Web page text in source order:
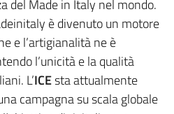
del Made in Italy nel mondo.
è divenuto un motore
e l’artigianalità ne è
l’unicità e la qualità
L’ICEsta attualmente
campagna su scala globale